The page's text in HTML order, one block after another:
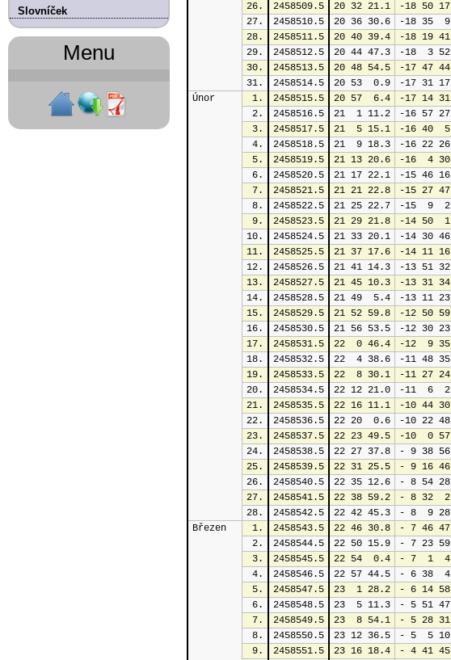
Slovníček
Menu
26.
2458509.5 20 32 21.1 -18 50 17
27.
2458510.5 20 36 30.6 -18 35  9
28.
2458511.5 20 40 39.4 -18 19 41
29.
2458512.5 20 44 47.3 -18  3 52
30.
2458513.5 20 48 54.5 -17 47 44
31.
2458514.5 20 53  0.9 -17 31 17
Únor
1. 2458515.5 20 57  6.4 -17 14 31
2.
2458516.5 21  1 11.2 -16 57 27
3.
2458517.5 21  5 15.1 -16 40  5
4.
2458518.5 21  9 18.3 -16 22 26
5.
2458519.5 21 13 20.6 -16  4 30
6.
2458520.5 21 17 22.1 -15 46 16
7.
2458521.5 21 21 22.8 -15 27 47
8.
2458522.5 21 25 22.7 -15  9  2
9.
2458523.5 21 29 21.8 -14 50  1
10.
2458524.5 21 33 20.1 -14 30 46
11.
2458525.5 21 37 17.6 -14 11 16
12.
2458526.5 21 41 14.3 -13 51 32
13.
2458527.5 21 45 10.3 -13 31 34
14.
2458528.5 21 49  5.4 -13 11 23
15.
2458529.5 21 52 59.8 -12 50 59
16.
2458530.5 21 56 53.5 -12 30 23
17.
2458531.5 22  0 46.4 -12  9 35
18.
2458532.5 22  4 38.6 -11 48 35
19.
2458533.5 22  8 30.1 -11 27 24
20.
2458534.5 22 12 21.0 -11  6  2
21.
2458535.5 22 16 11.1 -10 44 30
22.
2458536.5 22 20  0.6 -10 22 48
23.
2458537.5 22 23 49.5 -10  0 57
24.
2458538.5 22 27 37.8 - 9 38 56
25.
2458539.5 22 31 25.5 - 9 16 46
26.
2458540.5 22 35 12.6 - 8 54 28
27.
2458541.5 22 38 59.2 - 8 32  2
28.
2458542.5 22 42 45.3 - 8  9 28
Březen
1. 2458543.5 22 46 30.8 - 7 46 47
2.
2458544.5 22 50 15.9 - 7 23 59
3.
2458545.5 22 54  0.4 - 7  1  4
4.
2458546.5 22 57 44.5 - 6 38  4
5.
2458547.5 23  1 28.2 - 6 14 58
6.
2458548.5 23  5 11.3 - 5 51 47
7.
2458549.5 23  8 54.1 - 5 28 31
8.
2458550.5 23 12 36.5 - 5  5 10
9.
2458551.5 23 16 18.4 - 4 41 45